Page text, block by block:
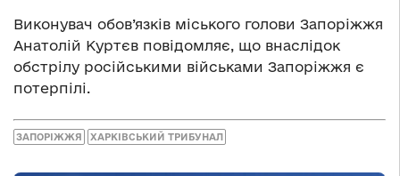
Виконувач обов’язків міського голови Запоріжжя
Анатолій Куртєв повідомляє, що внаслідок
обстрілу російськими військами Запоріжжя є
потерпілі.
ЗАПОРІЖЖЯ ХАРКІВСЬКИЙ ТРИБУНАЛ